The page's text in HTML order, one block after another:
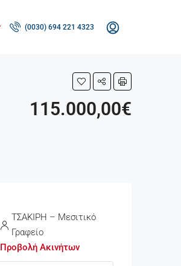
(0030) 694 221 4323
115.000,00€
ΤΣΑΚΙΡΗ – Μεσιτικό
Γραφείο
Προβολή Ακινήτων